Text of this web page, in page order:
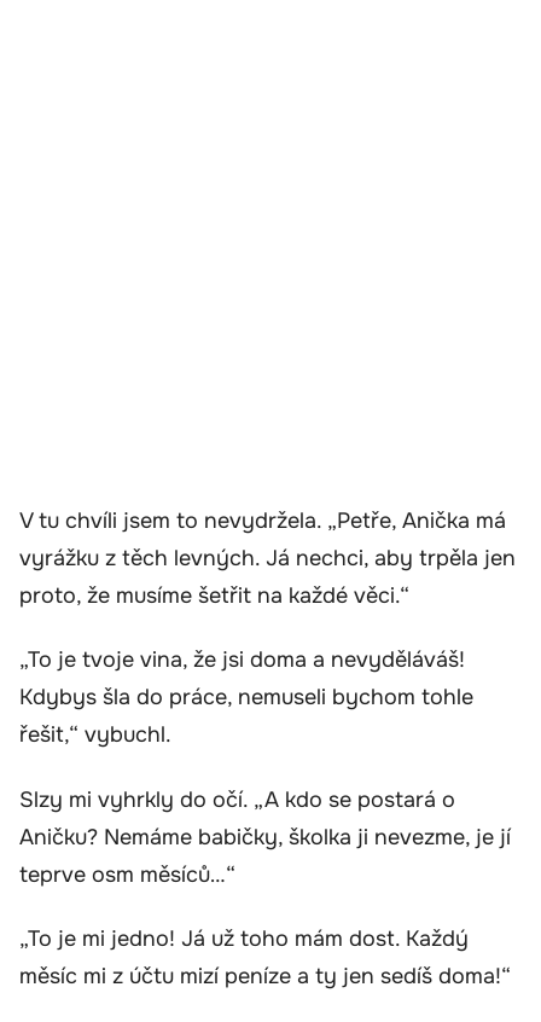
V tu chvíli jsem to nevydržela. „Petře, Anička má
vyrážku z těch levných. Já nechci, aby trpěla jen
proto, že musíme šetřit na každé věci.“
„To je tvoje vina, že jsi doma a nevyděláváš!
Kdybys šla do práce, nemuseli bychom tohle
řešit,“ vybuchl.
Slzy mi vyhrkly do očí. „A kdo se postará o
Aničku? Nemáme babičky, školka ji nevezme, je jí
teprve osm měsíců…“
„To je mi jedno! Já už toho mám dost. Každý
měsíc mi z účtu mizí peníze a ty jen sedíš doma!“